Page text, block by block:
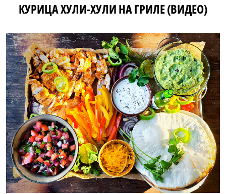
КУРИЦА ХУЛИ-ХУЛИ НА ГРИЛЕ (ВИДЕО)